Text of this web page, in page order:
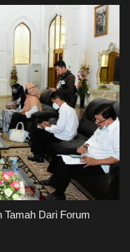
Tamah Dari Forum